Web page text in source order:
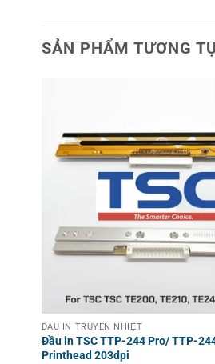
⚡ Đảm bảo nguồn điện ổn
Địa chỉ: Tầng 21 Capital
Website:https://
Hãy để Vincode đồng hành
nhất!
SẢN PHẨM TƯƠNG
ĐẦU IN TRUYỀN NHIỆT
Đầu in TSC TTP-244 Pro/ TTP-
Printhead 203dpi